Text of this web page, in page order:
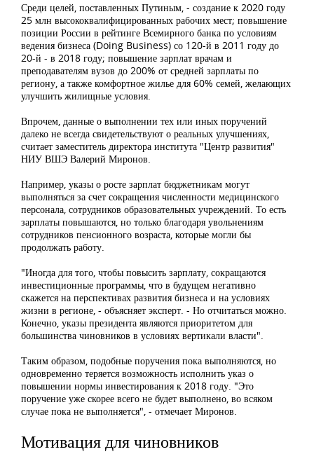
Среди целей, поставленных Путиным, - создание к 2020 году
25 млн высококвалифицированных рабочих мест; повышение
позиции России в рейтинге Всемирного банка по условиям
ведения бизнеса (Doing Business) со 120-й в 2011 году до
20-й - в 2018 году; повышение зарплат врачам и
преподавателям вузов до 200% от средней зарплаты по
региону, а также комфортное жилье для 60% семей, желающих
улучшить жилищные условия.
Впрочем, данные о выполнении тех или иных поручений
далеко не всегда свидетельствуют о реальных улучшениях,
считает заместитель директора института "Центр развития"
НИУ ВШЭ Валерий Миронов.
Например, указы о росте зарплат бюджетникам могут
выполняться за счет сокращения численности медицинского
персонала, сотрудников образовательных учреждений. То есть
зарплаты повышаются, но только благодаря увольнениям
сотрудников пенсионного возраста, которые могли бы
продолжать работу.
"Иногда для того, чтобы повысить зарплату, сокращаются
инвестиционные программы, что в будущем негативно
скажется на перспективах развития бизнеса и на условиях
жизни в регионе, - объясняет эксперт. - Но отчитаться можно.
Конечно, указы президента являются приоритетом для
большинства чиновников в условиях вертикали власти".
Таким образом, подобные поручения пока выполняются, но
одновременно теряется возможность исполнить указ о
повышении нормы инвестирования к 2018 году. "Это
поручение уже скорее всего не будет выполнено, во всяком
случае пока не выполняется", - отмечает Миронов.
Мотивация для чиновников